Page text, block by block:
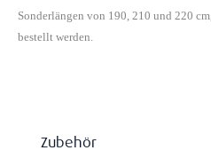
Sonderlängen von 190, 210 und 220
bestellt werden.
Zubehör